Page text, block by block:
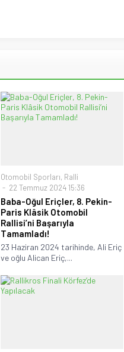
Otomobil Sporları, Ralli
22 Temmuz 2024 15:36
Baba-Oğul Eriçler, 8. Pekin-
Paris Klâsik Otomobil
Rallisi’ni Başarıyla
Tamamladı!
23 Haziran 2024 tarihinde, Ali Eriç
ve oğlu Alican Eriç,...